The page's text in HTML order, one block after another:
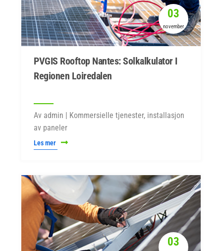
03
november
PVGIS Rooftop Nantes: Solkalkulator I
Regionen Loiredalen
Av admin | Kommersielle tjenester, installasjon
av paneler
Les mer
03